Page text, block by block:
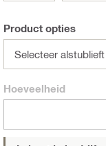
Product opties
Selecteer alstublieft
Hoeveelheid